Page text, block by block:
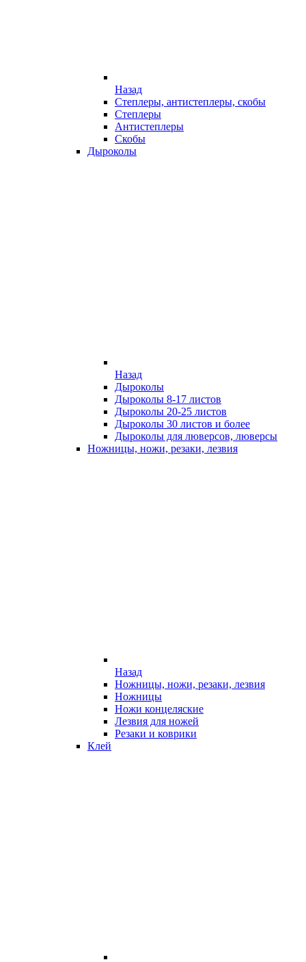
Назад
Степлеры, антистеплеры, скобы
Степлеры
Антистеплеры
Скобы
Дыроколы
Назад
Дыроколы
Дыроколы 8-17 листов
Дыроколы 20-25 листов
Дыроколы 30 листов и более
Дыроколы для люверсов, люверсы
Ножницы, ножи, резаки, лезвия
Назад
Ножницы, ножи, резаки, лезвия
Ножницы
Ножи концеляские
Лезвия для ножей
Резаки и коврики
Клей